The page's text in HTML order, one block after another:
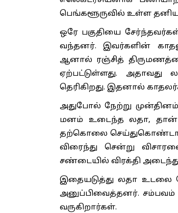
பெங்களூருவில் உள்ள
ஒரே பகுதியை
வந்தனர். இவர்களின்
ஆனால் ரஞ்சித்
ஏற்பட்டுள்ளது. அதாவது
தெரிகிறது. இதனால்
அதுபோல் நேற்று
மனம் உடைந்த லதா, தான்
தற்கொலை செய்துகொண்டார்.
விரைந்து சென்று
சண்டையில் விரக்தி
இதையடுத்து லதா உடலை
அனுப்பிவைத்தனர். சம்பவம்
வருகிறார்கள்.